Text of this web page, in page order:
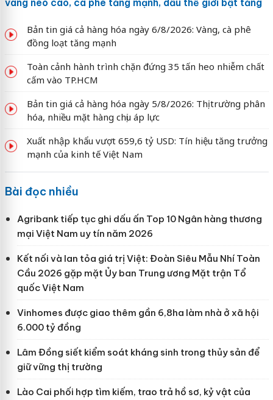
vàng neo cao, cà phê tăng mạnh, dầu thế giới bật tăng
Bản tin giá cả hàng hóa ngày 6/8/2026: Vàng, cà phê
đồng loạt tăng mạnh
Toàn cảnh hành trình chặn đứng 35 tấn heo nhiễm chất
cấm vào TP.HCM
Bản tin giá cả hàng hóa ngày 5/8/2026: Thị trường phân
hóa, nhiều mặt hàng chịu áp lực
Xuất nhập khẩu vượt 659,6 tỷ USD: Tín hiệu tăng trưởng
mạnh của kinh tế Việt Nam
Bài đọc nhiều
Agribank tiếp tục ghi dấu ấn Top 10 Ngân hàng thương
mại Việt Nam uy tín năm 2026
Kết nối và lan tỏa giá trị Việt: Đoàn Siêu Mẫu Nhí Toàn
Cầu 2026 gặp mặt Ủy ban Trung ương Mặt trận Tổ
quốc Việt Nam
Vinhomes được giao thêm gần 6,8ha làm nhà ở xã hội
6.000 tỷ đồng
Lâm Đồng siết kiểm soát kháng sinh trong thủy sản để
giữ vững thị trường
Lào Cai phối hợp tìm kiếm, trao trả hồ sơ, kỷ vật của